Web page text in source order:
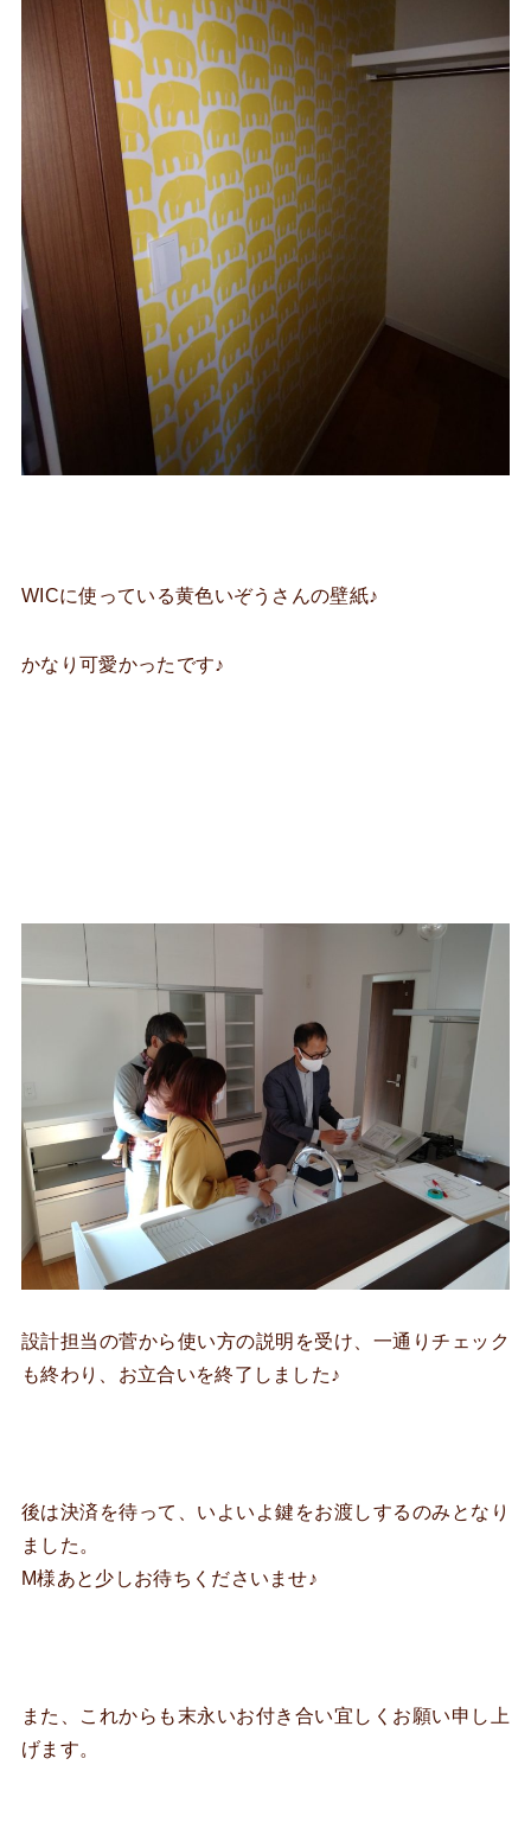
WICに使っている黄色いぞうさんの壁紙♪
かなり可愛かったです♪
設計担当の菅から使い方の説明を受け、一通りチェック
も終わり、お立合いを終了しました♪
後は決済を待って、いよいよ鍵をお渡しするのみとなり
ました。
M様あと少しお待ちくださいませ♪
また、これからも末永いお付き合い宜しくお願い申し上
げます。